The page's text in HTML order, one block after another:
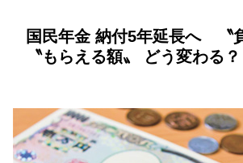
国民年金 納付5年延長へ 〝
〝もらえる額〟 どう変わる？